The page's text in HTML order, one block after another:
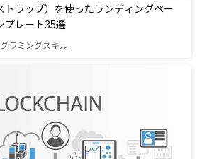
ラップ）を使ったランディングペー
プレート35選
ラミングスキル